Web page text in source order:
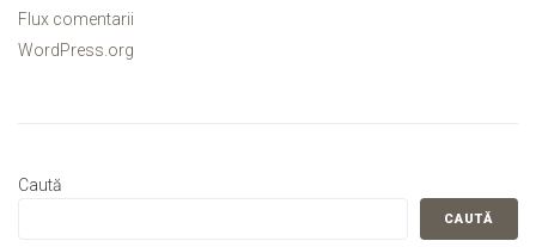
Flux comentarii
WordPress.org
Caută
CAUTĂ